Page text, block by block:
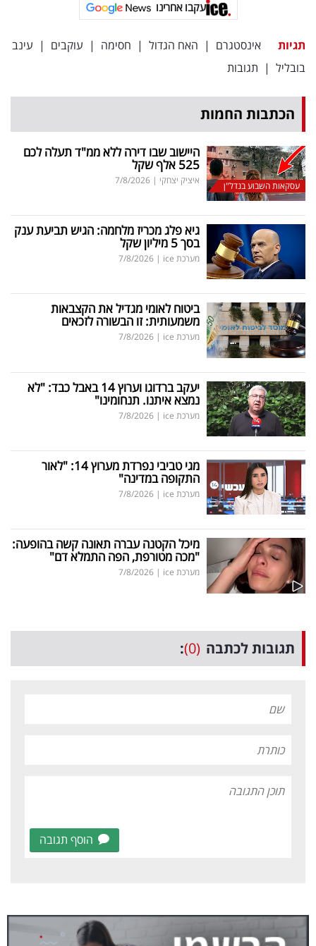
עקבו
עקבו אחרינו
תגיות אינסטגרם | האח הגדול | חסימה | עוקבים | עינב
בובליל | תגובות
הכתבות החמות
עסקאות השבוע בנדל"ן
היישוב שבו דירה ללא ממ"ד תעלה לכם
525 אלף שקל
איציק יצחקי |
7/8/2026
גיא פלג מכריז מלחמה: הגיש תביעת ענק
בסך 5 מיליון שקל
מערכת ice |
7/8/2026
ביטוח לאומי מגדיל את הקצבאות
משמעותית: זו הבשורה לזכאים
מערכת ice |
7/8/2026
יעקב ברדוגו וערוץ 14 באבל כבד: "לא
נמצא איתנו. תנחומינו"
מערכת ice |
7/8/2026
מגי טביבי נפרדת מערוץ 14: "לאור
התקופה במדינה"
מערכת ice |
7/8/2026
מיכל הקטנה עברה תאונה קשה בהופעה:
"מכה מטורפת, הפה התמלא דם"
מערכת ice |
7/8/2026
תגובות לכתבה (0)
:
הוסף תגובה